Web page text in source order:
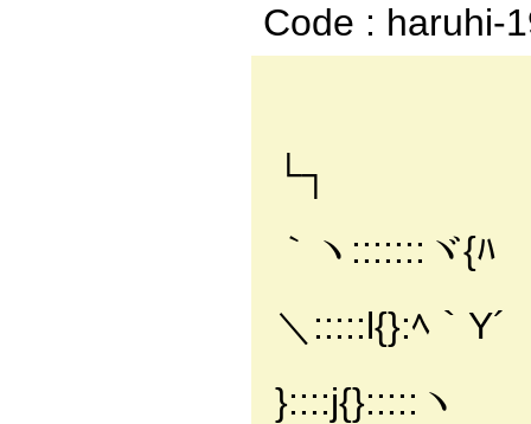
Code : haruhi-
└┐
|
｀ヽ:::::::ヾ{
＼:::::l{}:ﾍ｀Y´
}::::j{}:::::ヽ